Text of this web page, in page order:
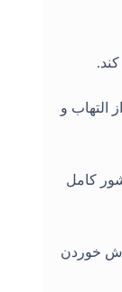
التهاب و
کامل
خوردن